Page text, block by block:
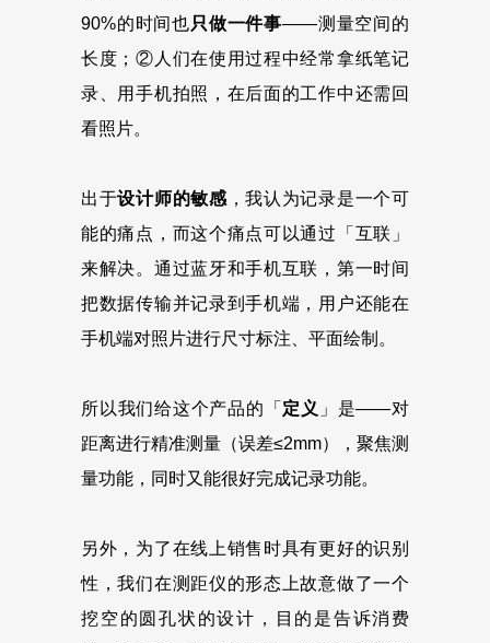
90%的时间也只做一件事——测量空间的
长度；②人们在使用过程中经常拿纸笔记
录、用手机拍照，在后面的工作中还需回
看照片。
出于设计师的敏感，我认为记录是一个可
能的痛点，而这个痛点可以通过「互联」
来解决。通过蓝牙和手机互联，第一时间
把数据传输并记录到手机端，用户还能在
手机端对照片进行尺寸标注、平面绘制。
所以我们给这个产品的「 定义 」是——对
距离进行精准测量（误差≤2mm），聚焦测
量功能，同时又能很好完成记录功能。
另外，为了在线上销售时具有更好的识别
性，我们在测距仪的形态上故意做了一个
挖空的圆孔状的设计，目的是告诉消费